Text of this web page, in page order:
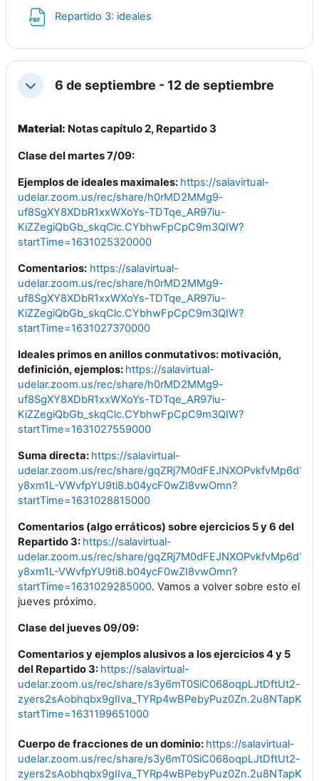
Repartido 3: ideales
Colapsar6 de septiembre - 12 de septiembre
Material: Notas capítulo 2, Repartido 3
Clase del martes 7/09:
Ejemplos de ideales maximales: https://salavirtual-
udelar.zoom.us/rec/share/h0rMD2MMg9-
uf8SgXY8XDbR1xxWXoYs-TDTqe_AR97iu-
KiZZegiQbGb_skqClc.CYbhwFpCpC9m3QIW?
startTime=1631025320000
Comentarios: https://salavirtual-
udelar.zoom.us/rec/share/h0rMD2MMg9-
uf8SgXY8XDbR1xxWXoYs-TDTqe_AR97iu-
KiZZegiQbGb_skqClc.CYbhwFpCpC9m3QIW?
startTime=1631027370000
Ideales primos en anillos conmutativos: motivación,
definición, ejemplos: https://salavirtual-
udelar.zoom.us/rec/share/h0rMD2MMg9-
uf8SgXY8XDbR1xxWXoYs-TDTqe_AR97iu-
KiZZegiQbGb_skqClc.CYbhwFpCpC9m3QIW?
startTime=1631027559000
Suma directa: https://salavirtual-
udelar.zoom.us/rec/share/
y8xm1L-VWvfpYU9ti8.b04ycF0wZI8vwOmn?
startTime=1631028815000
Comentarios (algo erráticos) sobre ejercicios 5 y 6 del
Repartido 3: https://salavirtual-
udelar.zoom.us/rec/share/
y8xm1L-VWvfpYU9ti8.b04ycF0wZI8vwOmn?
startTime=1631029285000. Vamos a volver sobre esto el
jueves próximo.
Clase del jueves 09/09:
Comentarios y ejemplos alusivos a los ejercicios 4 y 5
del Repartido 3: https://salavirtual-
udelar.zoom.us/rec/share/s3y6mT0SiC068oqpLJtDftUt2-
startTime=1631199651000
Cuerpo de fracciones de un dominio: https://salavirtual-
udelar.zoom.us/rec/share/s3y6mT0SiC068oqpLJtDftUt2-